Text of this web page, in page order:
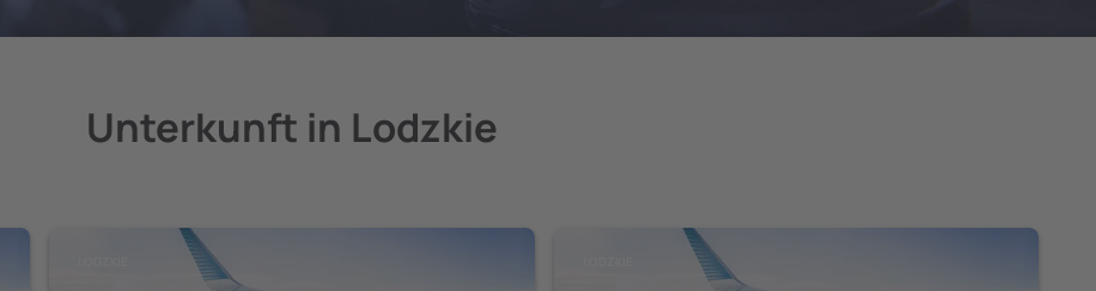
Unterkunft in Lodzkie